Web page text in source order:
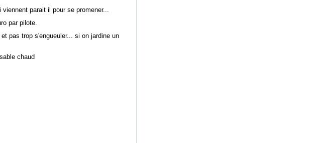
parait il pour se promener...
par pilote.
pas trop s'engueuler... si on jardine un
chaud